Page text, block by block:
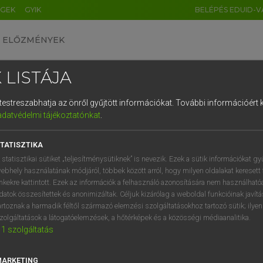
GYIK BELÉPÉS EDUID-
ELŐZMÉNYEK
szótár
VAN ELŐFIZETÉSED?
megtekintéséhez.
LISTÁJA
az önről gyűjtött információkat. További információért
tájékoztatónkat.
statisztikai sütiket „teljesítménysütiknek” is nevezik. Ezek a sütik információkat
használatának módjáról, többek között arról, hogy milyen oldalakat keresett
kattintott. Ezek az információk a felhasználó azonosítására nem
összesítettek és anonimizáltak. Céljuk kizárólag a weboldal funkcióinak
a harmadik féltől származó elemzési szolgáltatásokhoz tartozó sütik;
a látogatóelemzések, a hőtérképek és a közösségi médiaanalitika.
1 szolgáltatás
DE CN FR ES IT NL
1 2 3 4 5 6 7 8 9
q w e r t z u i
a s d f g h j k l é
í y x c v b n m , .